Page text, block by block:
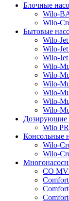
Блочные
Wilo-
Wilo-
Бытовые
Wilo-
Wilo-
Wilo-
Wilo-
Wilo-
Wilo-
Wilo-
Wilo-
Wilo-
Дозирующие
Wilo
Консольные
Wilo-
Wilo-
CO